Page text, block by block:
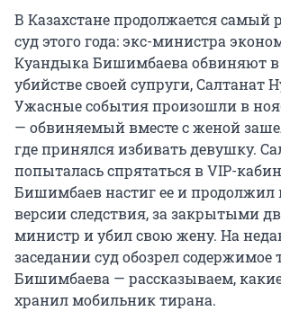
В Казахстане продолжается самый
суд этого года: экс-министра
Куандыка Бишимбаева обвиняют
убийстве своей супруги, Салтанат
Ужасные события произошли в
— обвиняемый вместе с женой
где принялся избивать девушку.
попыталась спрятаться в VIP-
Бишимбаев настиг ее и продолжил
версии следствия, за закрытыми
министр и убил свою жену. На
заседании суд обозрел содержимое
Бишимбаева — рассказываем,
хранил мобильник тирана.